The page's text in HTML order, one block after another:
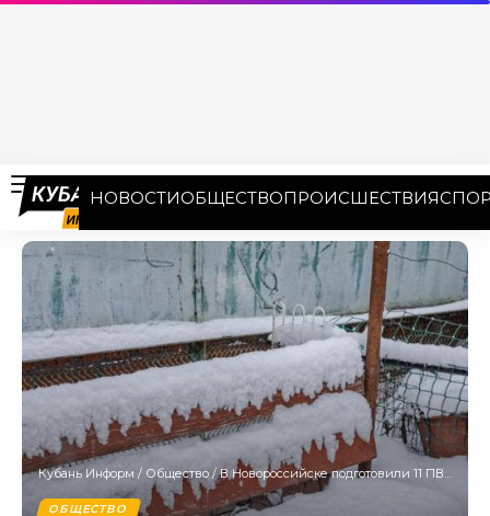
НОВОСТИОБЩЕСТВОПРОИСШЕСТВИЯ
Кубань Информ / Общество /В Новороссийске подготовили 11 ПВР для людей, пострадавших от урагана
ОБЩЕСТВО